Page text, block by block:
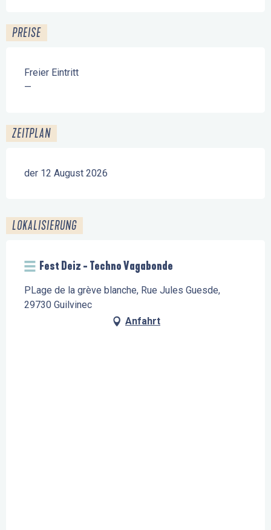
PREISE
Freier Eintritt
—
ZEITPLAN
der 12 August 2026
LOKALISIERUNG
Fest Deiz - Techno Vagabonde
PLage de la grève blanche, Rue Jules Guesde,
29730 Guilvinec
Anfahrt